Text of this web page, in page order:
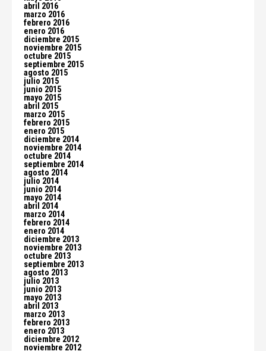
abril 2016
marzo 2016
febrero 2016
enero 2016
diciembre 2015
noviembre 2015
octubre 2015
septiembre 2015
agosto 2015
julio 2015
junio 2015
mayo 2015
abril 2015
marzo 2015
febrero 2015
enero 2015
diciembre 2014
noviembre 2014
octubre 2014
septiembre 2014
agosto 2014
julio 2014
junio 2014
mayo 2014
abril 2014
marzo 2014
febrero 2014
enero 2014
diciembre 2013
noviembre 2013
octubre 2013
septiembre 2013
agosto 2013
julio 2013
junio 2013
mayo 2013
abril 2013
marzo 2013
febrero 2013
enero 2013
diciembre 2012
noviembre 2012